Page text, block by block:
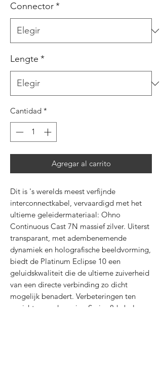
Connector*
Lengte *
Cantidad *
Agregar al carrito
Dit is 's werelds meest verfijnde
interconnectkabel, vervaardigd met het
ultieme geleidermateriaal: Ohno
Continuous Cast 7N massief zilver. Uiterst
transparant, met adembenemende
dynamiek en holografische beeldvorming,
biedt de Platinum Eclipse 10 een
geluidskwaliteit die de ultieme zuiverheid
van een directe verbinding zo dicht
mogelijk benadert. Verbeteringen ten
opzichte van de vorige Series 8-kabel